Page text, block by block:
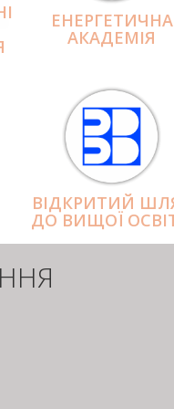
ЕНЕРГЕТИЧНА
АКАДЕМІЯ
ВІДКРИТИЙ
ДО ВИЩОЇ